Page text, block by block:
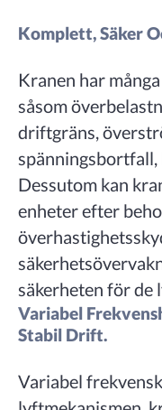
Komplett, Säker
Kranen har
såsom
driftgräns,
Dessutom kan
enheter efter
säkerheten för de
Variabel
Stabil Drift.
Variabel